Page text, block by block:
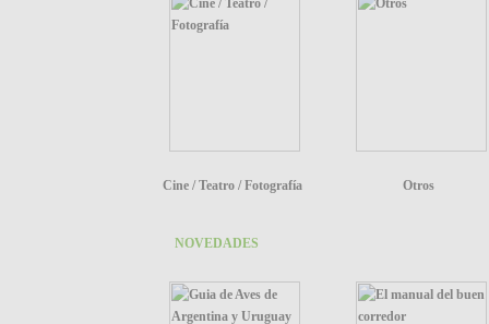
Cine / Teatro / Fotografía Otros
NOVEDADES